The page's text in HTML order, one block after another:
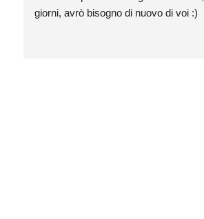
giorni, avrò bisogno di nuovo di voi :)